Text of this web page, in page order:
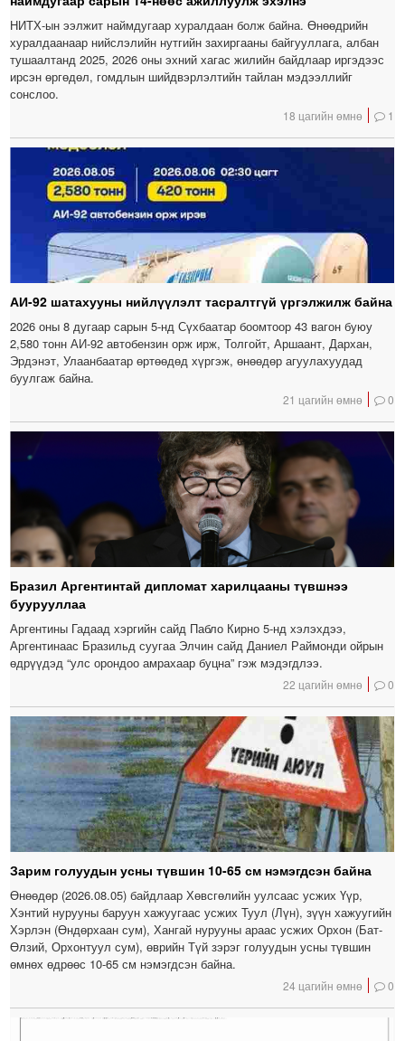
НИТХ-ын ээлжит наймдугаар хуралдаан болж байна. Өнөөдрийн
хуралдаанаар нийслэлийн нутгийн захиргааны байгууллага, албан
тушаалтанд 2025, 2026 оны эхний хагас жилийн байдлаар иргэдээс
ирсэн өргөдөл, гомдлын шийдвэрлэлтийн тайлан мэдээллийг
сонслоо.
18 цагийн өмнө 1
АИ-92 шатахууны нийлүүлэлт тасралтгүй үргэлжилж байна
2026 оны 8 дугаар сарын 5-нд Сүхбаатар боомтоор 43 вагон буюу
2,580 тонн АИ-92 автобензин орж ирж, Толгойт, Аршаант, Дархан,
Эрдэнэт, Улаанбаатар өртөөдөд хүргэж, өнөөдөр агуулахуудад
буулгаж байна.
21 цагийн өмнө 0
Бразил Аргентинтай дипломат харилцааны түвшнээ
буурууллаа
Аргентины Гадаад хэргийн сайд Пабло Кирно 5-нд хэлэхдээ,
Аргентинаас Бразильд суугаа Элчин сайд Даниел Раймонди ойрын
өдрүүдэд “улс орондоо амрахаар буцна” гэж мэдэгдлээ.
22 цагийн өмнө 0
Зарим голуудын усны түвшин 10-65 см нэмэгдсэн байна
Өнөөдөр (2026.08.05) байдлаар Хөвсгөлийн уулсаас усжих Үүр,
Хэнтий нурууны баруун хажуугаас усжих Туул (Лүн), зүүн хажуугийн
Хэрлэн (Өндөрхаан сум), Хангай нурууны араас усжих Орхон (Бат-
Өлзий, Орхонтуул сум), өврийн Түй зэрэг голуудын усны түвшин
өмнөх өдрөөс 10-65 см нэмэгдсэн байна.
24 цагийн өмнө 0